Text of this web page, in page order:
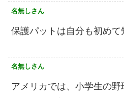
名無しさん
保護パットは自分も初めて
名無しさん
アメリカでは、小学生の